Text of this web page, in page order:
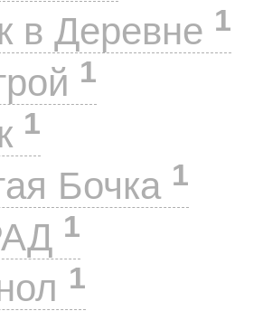
в Деревне 1
1
1
Бочка 1
1
1